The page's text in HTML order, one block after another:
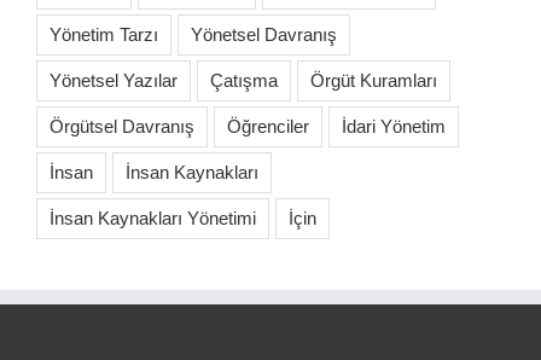
Yönetim Tarzı Yönetsel Davranış
Yönetsel Yazılar Çatışma Örgüt Kuramları
Örgütsel Davranış Öğrenciler İdari Yönetim
İnsan İnsan Kaynakları
İnsan Kaynakları Yönetimi İçin